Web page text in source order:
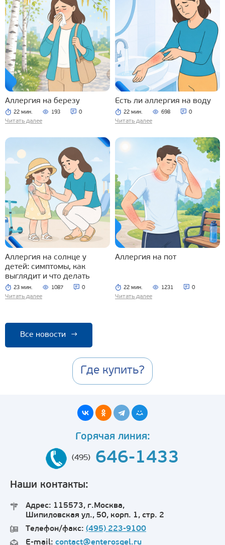
Аллергия на березу
22 мин. 193 0
Читать далее
Есть ли аллергия на воду
22 мин. 698 0
Читать далее
Аллергия на солнце у
детей: симптомы, как
выглядит и что делать
23 мин. 1087 0
Читать далее
Аллергия на пот
22 мин. 1231 0
Читать далее
Все новости →
Где купить?
Горячая линия:
(495) 646-1433
Наши контакты:
Адрес: 115573, г.Москва,
Шипиловская ул., 50, корп. 1, стр. 2
Телефон/факс: (495) 223-9100
E-mail: contact@enterosgel.ru